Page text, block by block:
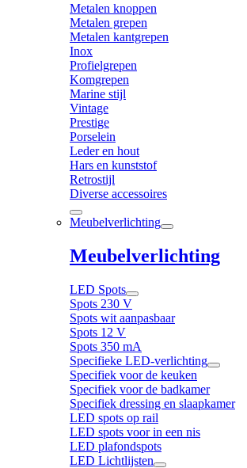
Metalen knoppen
Metalen grepen
Metalen kantgrepen
Inox
Profielgrepen
Komgrepen
Marine stijl
Vintage
Prestige
Porselein
Leder en hout
Hars en kunststof
Retrostijl
Diverse accessoires
Meubelverlichting
Meubelverlichting
LED Spots
Spots 230 V
Spots wit aanpasbaar
Spots 12 V
Spots 350 mA
Specifieke LED-verlichting
Specifiek voor de keuken
Specifiek voor de badkamer
Specifiek dressing en slaapkamer
LED spots op rail
LED spots voor in een nis
LED plafondspots
LED Lichtlijsten